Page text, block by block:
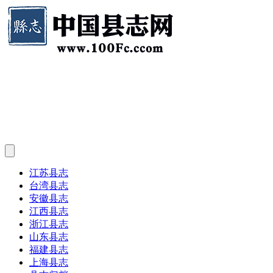
江苏县志
台湾县志
安徽县志
江西县志
浙江县志
山东县志
福建县志
上海县志